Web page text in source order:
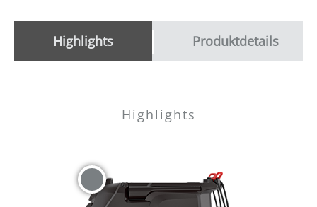
Highlights Produktdetails
Highlights